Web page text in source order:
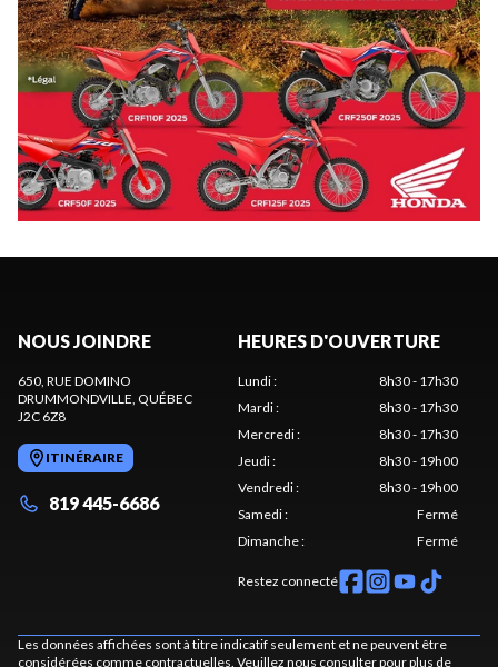
NOUS JOINDRE
650, RUE DOMINO
DRUMMONDVILLE, QUÉBEC
J2C 6Z8
ITINÉRAIRE
819 445-6686
HEURES D'OUVERTURE
Lundi:
8h30 - 17h30
Mardi:
8h30 - 17h30
Mercredi:
8h30 - 17h30
Jeudi:
8h30 - 19h00
Vendredi:
8h30 - 19h00
Samedi:
Fermé
Dimanche: Fermé
Restez connecté
Les données affichées sont à titre indicatif seulement et ne peuvent être
considérées comme contractuelles. Veuillez nous consulter pour plus de